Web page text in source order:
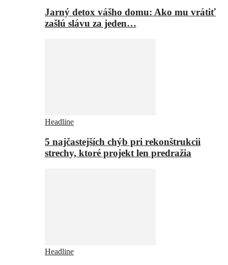
Jarný detox vášho domu: Ako mu vrátiť
zašlú slávu za jeden…
Headline
5 najčastejších chýb pri rekonštrukcii
strechy, ktoré projekt len predražia
Headline